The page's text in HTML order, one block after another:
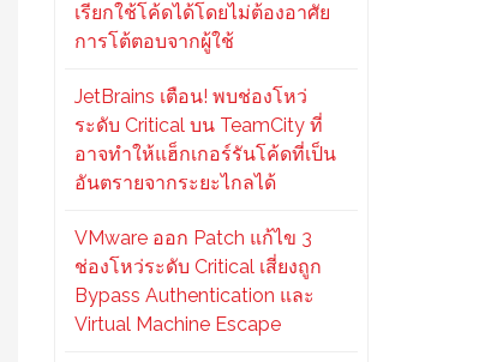
เรียกใช้โค้ดได้โดยไม่ต้องอาศัย
การโต้ตอบจากผู้ใช้
JetBrains เตือน! พบช่องโหว่
ระดับ Critical บน TeamCity ที่
อาจทำให้แฮ็กเกอร์รันโค้ดที่เป็น
อันตรายจากระยะไกลได้
VMware ออก Patch แก้ไข 3
ช่องโหว่ระดับ Critical เสี่ยงถูก
Bypass Authentication และ
Virtual Machine Escape